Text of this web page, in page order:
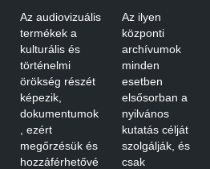
Az audiovizuális
termékek a
kulturális és
történelmi
örökség részét
képezik,
dokumentumok
, ezért
megőrzésük és
hozzáférhetővé
Az ilyen
központi
archívumok
minden
esetben
elsősorban a
nyilvános
kutatás célját
szolgálják, és
csak